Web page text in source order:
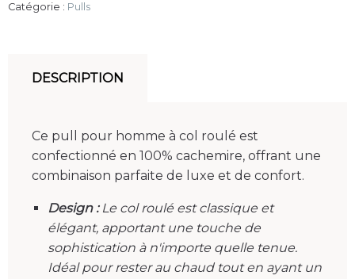
Catégorie : Pulls
DESCRIPTION
Ce pull pour homme à col roulé est
confectionné en 100% cachemire, offrant une
combinaison parfaite de luxe et de confort.
Design :Le col roulé est classique et
élégant, apportant une touche de
sophistication à n'importe quelle tenue.
Idéal pour rester au chaud tout en ayant un